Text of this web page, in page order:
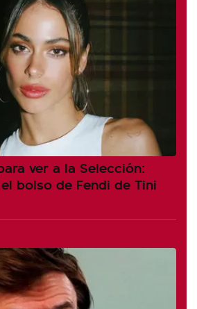
ver a la Selección:
bolso de Fendi de Tini